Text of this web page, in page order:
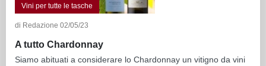
Vini per tutte le tasche
di Redazione 02/05/23
A tutto Chardonnay
Siamo abituati a considerare lo Chardonnay un vitigno da vini